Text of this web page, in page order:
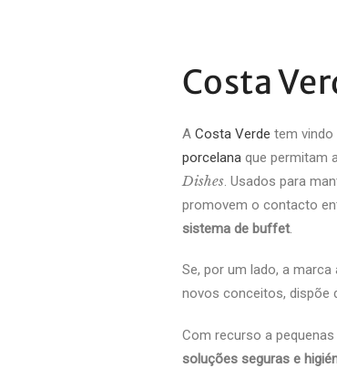
Costa
A Costa Verde tem vindo
porcelanaque permitam
Dishes. Usados para
promovem o contacto
sistema de buffet.
Se, por um lado, a
novos conceitos, dispõe
Com recurso a
soluções seguras e